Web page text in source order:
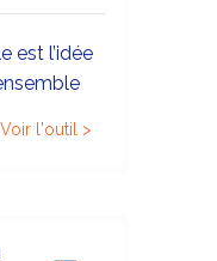
est l’idée
Voir l'outil >